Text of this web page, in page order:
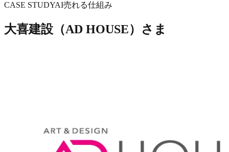
CASE STUDYAI売れる仕組み
大喜建設（AD HOUSE）さま